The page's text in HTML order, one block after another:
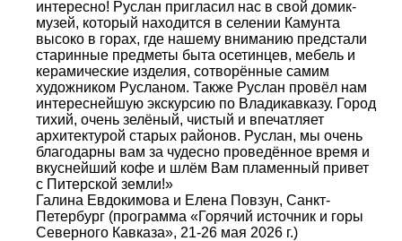
интересно! Руслан пригласил нас в свой домик-
музей, который находится в селении Камунта
высоко в горах, где нашему вниманию предстали
старинные предметы быта осетинцев, мебель и
керамические изделия, сотворённые самим
художником Русланом. Также Руслан провёл нам
интереснейшую экскурсию по Владикавказу. Город
тихий, очень зелёный, чистый и впечатляет
архитектурой старых районов. Руслан, мы очень
благодарны вам за чудесно проведённое время и
вкуснейший кофе и шлём Вам пламенный привет
с Питерской земли!»
Галина Евдокимова и Елена Повзун, Санкт-
Петербург (программа «Горячий источник и горы
Северного Кавказа», 21-26 мая 2026 г.)